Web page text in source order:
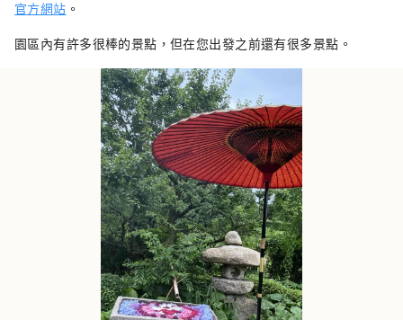
官方網站 。
園區內有許多很棒的景點，但在您出發之前還有很多景點。